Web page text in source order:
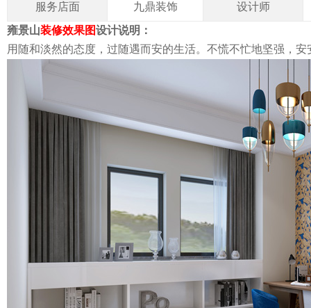
服务店面 九鼎装饰
设计师
雍景山装修效果图设计说明：
用随和淡然的态度，过随遇而安的生活。不慌不忙地坚强，